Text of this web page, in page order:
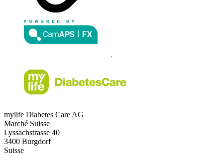
mylife Diabetes Care AG
Marché Suisse
Lyssachstrasse 40
3400 Burgdorf
Suisse